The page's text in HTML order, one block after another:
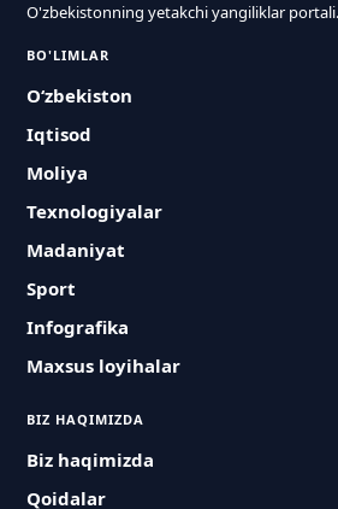
O'zbekistonning yetakchi yangiliklar
BO'LIMLAR
O‘zbekiston
Iqtisod
Moliya
Texnologiyalar
Madaniyat
Sport
Infografika
Maxsus loyihalar
BIZ HAQIMIZDA
Biz haqimizda
Qoidalar